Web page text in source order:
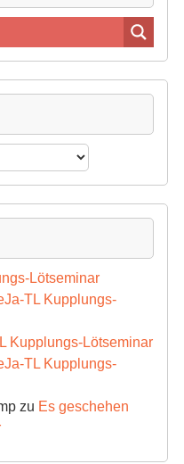
Lötseminar
TL Kupplungs-
Kupplungs-Lötseminar
TL Kupplungs-
zu Es geschehen